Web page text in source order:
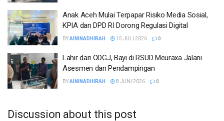
Anak Aceh Mulai Terpapar Risiko Media Sosial,
KPIA dan DPD RI Dorong Regulasi Digital
BYAININADHIRAH 15 JULI 2026 0
Lahir dari ODGJ, Bayi di RSUD Meuraxa Jalani
Asesmen dan Pendampingan
BYAININADHIRAH 8 JUNI 2026 0
Discussion about this post